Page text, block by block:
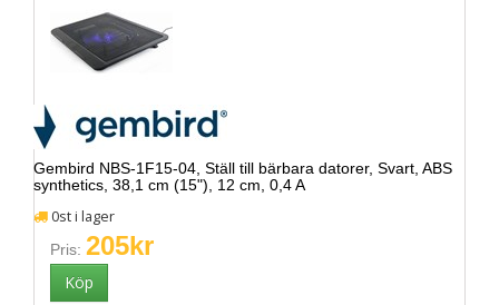
Gembird NBS-1F15-04, Ställ till bärbara datorer, Svart, ABS
synthetics, 38,1 cm (15"), 12 cm, 0,4 A
0st i lager
Pris: 205kr